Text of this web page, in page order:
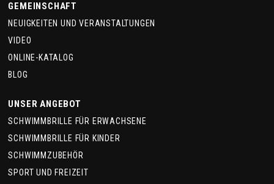
GEMEINSCHAFT
NEUIGKEITEN UND VERANSTALTUNGEN
VIDEO
ONLINE-KATALOG
BLOG
UNSER ANGEBOT
SCHWIMMBRILLE FÜR ERWACHSENE
SCHWIMMBRILLE FÜR KINDER
SCHWIMMZUBEHÖR
SPORT UND FREIZEIT